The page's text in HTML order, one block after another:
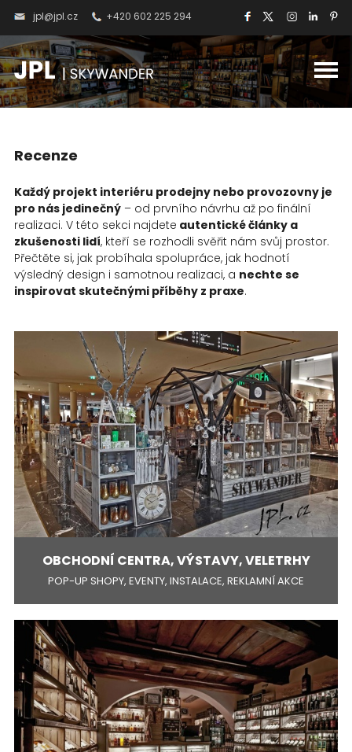
jpl@jpl.cz +420 602 225 294
Recenze
Každý projekt interiéru prodejny nebo provozovny je
pro nás jedinečný– od prvního návrhu až po finální
realizaci. V této sekci najdete autentické články a
zkušenosti lidí, kteří se rozhodli svěřit nám svůj prostor.
Přečtěte si, jak probíhala spolupráce, jak hodnotí
výsledný design i samotnou realizaci, a nechte se
inspirovat skutečnými příběhy z praxe.
OBCHODNÍ CENTRA, VÝSTAVY, VELETRHY
POP-UP SHOPY, EVENTY, INSTALACE, REKLAMNÍ AKCE